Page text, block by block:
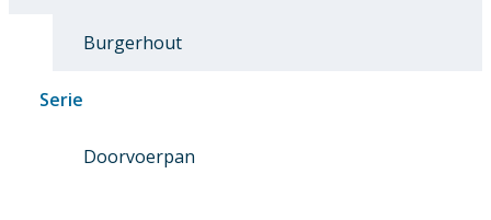
Burgerhout
Serie
Doorvoerpan